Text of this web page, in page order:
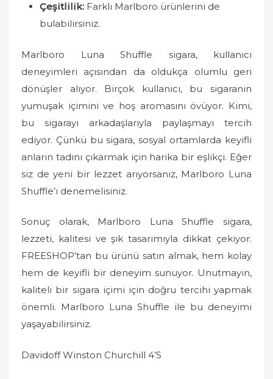
Çeşitlilik: Farklı Marlboro ürünlerini de
bulabilirsiniz.
Marlboro Luna Shuffle sigara, kullanıcı
deneyimleri açısından da oldukça olumlu geri
dönüşler alıyor. Birçok kullanıcı, bu sigaranın
yumuşak içimini ve hoş aromasını övüyor. Kimi,
bu sigarayı arkadaşlarıyla paylaşmayı tercih
ediyor. Çünkü bu sigara, sosyal ortamlarda keyifli
anların tadını çıkarmak için harika bir eşlikçi. Eğer
siz de yeni bir lezzet arıyorsanız, Marlboro Luna
Shuffle’ı denemelisiniz.
Sonuç olarak, Marlboro Luna Shuffle sigara,
lezzeti, kalitesi ve şık tasarımıyla dikkat çekiyor.
FREESHOP’tan bu ürünü satın almak, hem kolay
hem de keyifli bir deneyim sunuyor. Unutmayın,
kaliteli bir sigara içimi için doğru tercihi yapmak
önemli. Marlboro Luna Shuffle ile bu deneyimi
yaşayabilirsiniz.
Davidoff Winston Churchill 4’S